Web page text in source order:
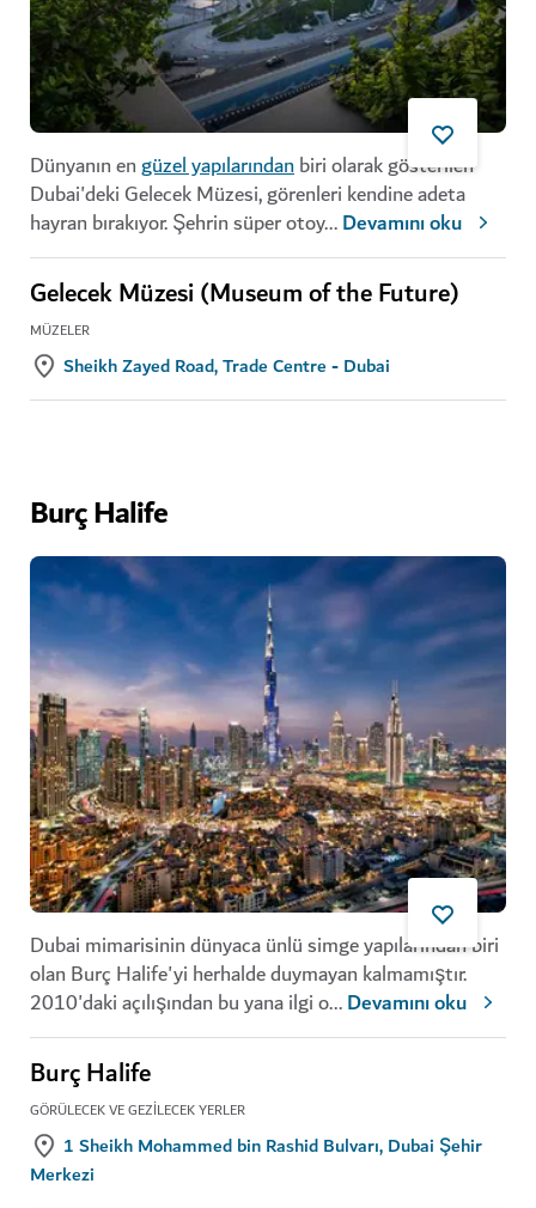
Dünyanın engüzel yapılarındanbiri olarak gösterilen
Dubai'deki Gelecek Müzesi, görenleri kendine adeta
hayran bırakıyor. Şehrin süper otoy...Devamını oku
Gelecek Müzesi (Museum of the Future)
MÜZELER
Sheikh Zayed Road, Trade Centre - Dubai
Burç Halife
Dubai mimarisinin dünyaca ünlü simge yapılarından biri
olan Burç Halife'yi herhalde duymayan kalmamıştır.
2010'daki açılışından bu yana ilgi o...Devamını oku
Burç Halife
GÖRÜLECEK VE GEZILECEK YERLER
1 Sheikh Mohammed bin Rashid Bulvarı, Dubai Şehir
Merkezi